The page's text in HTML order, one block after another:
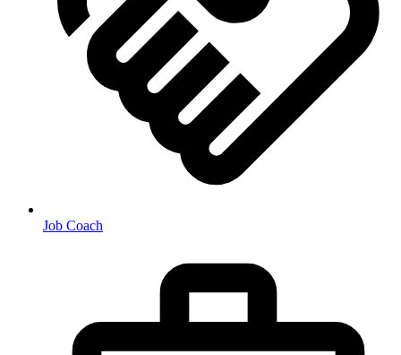
Job Coach